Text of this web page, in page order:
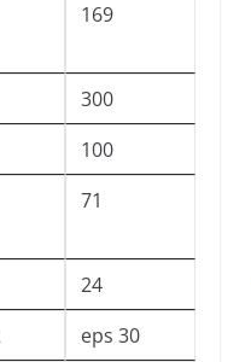
169
300
100
71
24
eps 30